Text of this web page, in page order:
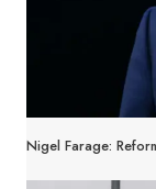
Nigel Farage: